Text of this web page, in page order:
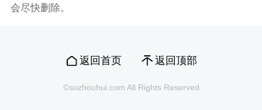
会尽快删除。
返回首页 返回顶部
©suzhouhui.com All Rights Reserved